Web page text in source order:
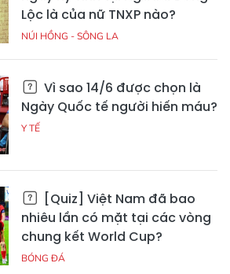
Lộc là của nữ TNXP nào?
NÚI HỒNG - SÔNG LA
Vì sao 14/6 được chọn là
Ngày Quốc tế người hiến máu?
Y TẾ
[Quiz] Việt Nam đã bao
nhiêu lần có mặt tại các vòng
chung kết World Cup?
BÓNG ĐÁ